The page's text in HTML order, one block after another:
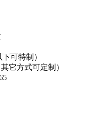
可特制）
它方式可定制）